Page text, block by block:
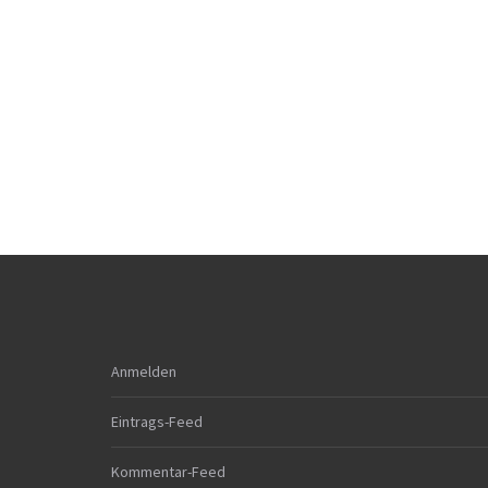
Anmelden
Eintrags-Feed
Kommentar-Feed